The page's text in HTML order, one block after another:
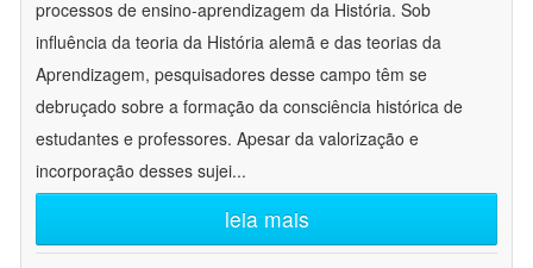
processos de ensino-aprendizagem da História. Sob
influência da teoria da História alemã e das teorias da
Aprendizagem, pesquisadores desse campo têm se
debruçado sobre a formação da consciência histórica de
estudantes e professores. Apesar da valorização e
incorporação desses sujei...
leia mais